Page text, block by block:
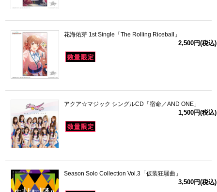
花海佑芽 1st Single「The Rolling Riceball」
2,500円(税込)
アクア☆マジック シングルCD「宿命／AND ONE」
1,500円(税込)
Season Solo Collection Vol.3「仮装狂騒曲」
3,500円(税込)